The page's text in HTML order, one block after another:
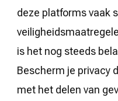
deze platforms vaak
is het nog steeds
Bescherm je privacy
met het delen van